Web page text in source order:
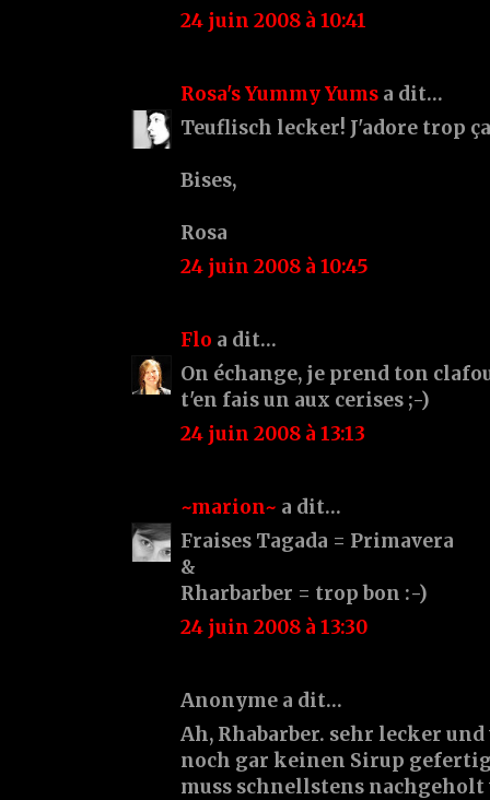
24 juin 2008 à 10:41
Rosa's Yummy Yums a dit…
Teuflisch lecker! J'adore trop
Bises,
Rosa
24 juin 2008 à 10:45
Flo a dit…
On échange, je prend ton
t'en fais un aux cerises ;-)
24 juin 2008 à 13:13
~marion~ a dit…
Fraises Tagada = Primavera
&
Rharbarber = trop bon :-)
24 juin 2008 à 13:30
Anonyme a dit…
Ah, Rhabarber. sehr lecker
noch gar keinen Sirup
muss schnellstens nachgeholt